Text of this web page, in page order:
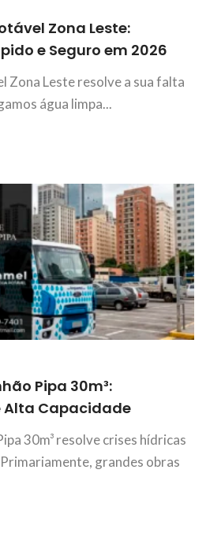
Zona Leste:
e Seguro em 2026
Zona Leste resolve a sua falta
água limpa...
Pipa 30m³:
Capacidade
30m³ resolve crises hídricas
grandes obras